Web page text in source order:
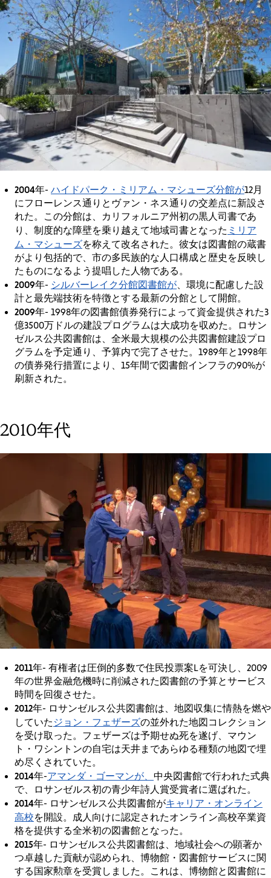
2004年- ハイドパーク・ミリアム・マシューズ分館が12月
にフローレンス通りとヴァン・ネス通りの交差点に新設さ
れた。この分館は、カリフォルニア州初の黒人司書であ
り、制度的な障壁を乗り越えて地域司書となった ミリア
ム・マシューズを称えて改名された。彼女は図書館の蔵書
がより包括的で、市の多民族的な人口構成と歴史を反映し
たものになるよう提唱した人物である。
2009年- シルバーレイク分館図書館が 、環境に配慮した設
計と最先端技術を特徴とする最新の分館として開館。
2009年- 1998年の図書館債券発行によって資金提供された3
億3500万ドルの建設プログラムは大成功を収めた。ロサン
ゼルス公共図書館は、全米最大規模の公共図書館建設プロ
グラムを予定通り、予算内で完了させた。1989年と1998年
の債券発行措置により、15年間で図書館インフラの90%が
刷新された。
2010年代
2011年- 有権者は圧倒的多数で住民投票案Lを可決し、2009
年の世界金融危機時に削減された図書館の予算とサービス
時間を回復させた。
2012年- ロサンゼルス公共図書館は、地図収集に情熱を燃や
していた ジョン・フェザーズの並外れた地図コレクション
を受け取った。フェザーズは予期せぬ死を遂げ、マウン
ト・ワシントンの自宅は天井まであらゆる種類の地図で埋
め尽くされていた。
2014年-アマンダ・ゴーマンが、 中央図書館で行われた式典
で、ロサンゼルス初の青少年詩人賞受賞者に選ばれた。
2014年- ロサンゼルス公共図書館がキャリア・オンライン
高校を開設。成人向けに認定されたオンライン高校卒業資
格を提供する全米初の図書館となった。
2015年- ロサンゼルス公共図書館は、地域社会への顕著か
つ卓越した貢献が認められ、博物館・図書館サービスに関
する国家勲章を受賞しました。これは、博物館と図書館に